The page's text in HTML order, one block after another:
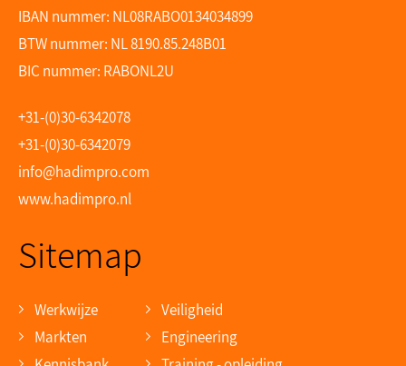
IBAN nummer: NL08RABO0134034899
BTW nummer: NL 8190.85.248B01
BIC nummer: RABONL2U
+31-(0)30-6342078
+31-(0)30-6342079
info@hadimpro.com
www.hadimpro.nl
Sitemap
Werkwijze
Markten
Veiligheid
Engineering